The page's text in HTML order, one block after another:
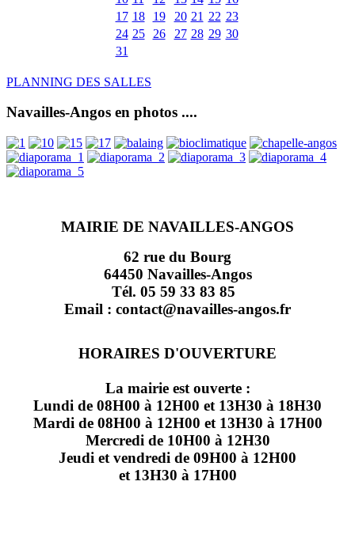
17 18 19 20 21 22 23
24 25 26 27 28 29 30
31
PLANNING DES SALLES
Navailles-Angos en photos ....
MAIRIE DE NAVAILLES-ANGOS
62 rue du Bourg
64450 Navailles-Angos
Tél. 05 59 33 83 85
Email : contact@navailles-angos.fr
HORAIRES D'OUVERTURE
La mairie est ouverte :
Lundi de 08H00 à 12H00 et 13H30 à 18H30
Mardi de 08H00 à 12H00 et 13H30 à 17H00
Mercredi de 10H00 à 12H30
Jeudi et vendredi de 09H00 à 12H00
et 13H30 à 17H00